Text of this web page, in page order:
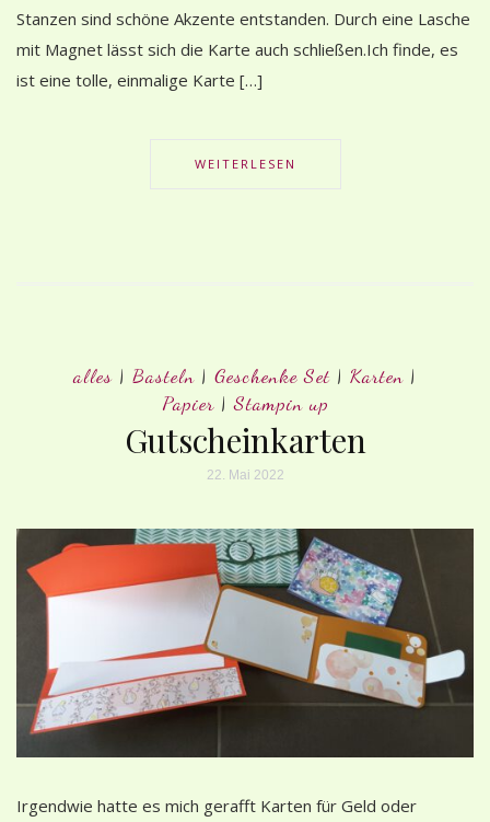
Stanzen sind schöne Akzente entstanden. Durch eine Lasche
mit Magnet lässt sich die Karte auch schließen.Ich finde, es
ist eine tolle, einmalige Karte […]
WEITERLESEN
alles | Basteln | Geschenke Set | Karten |
Papier|Stampin up
Gutscheinkarten
22. Mai 2022
Irgendwie hatte es mich gerafft Karten für Geld oder